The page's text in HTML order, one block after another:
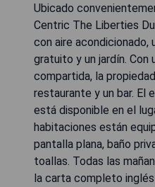
Ubicado
Centric The Liberties
con aire acondicionado,
gratuito y un jardín. Con
compartida, la
restaurante y un bar. El
está disponible en el
habitaciones están
pantalla plana, baño
toallas. Todas las
la carta completo